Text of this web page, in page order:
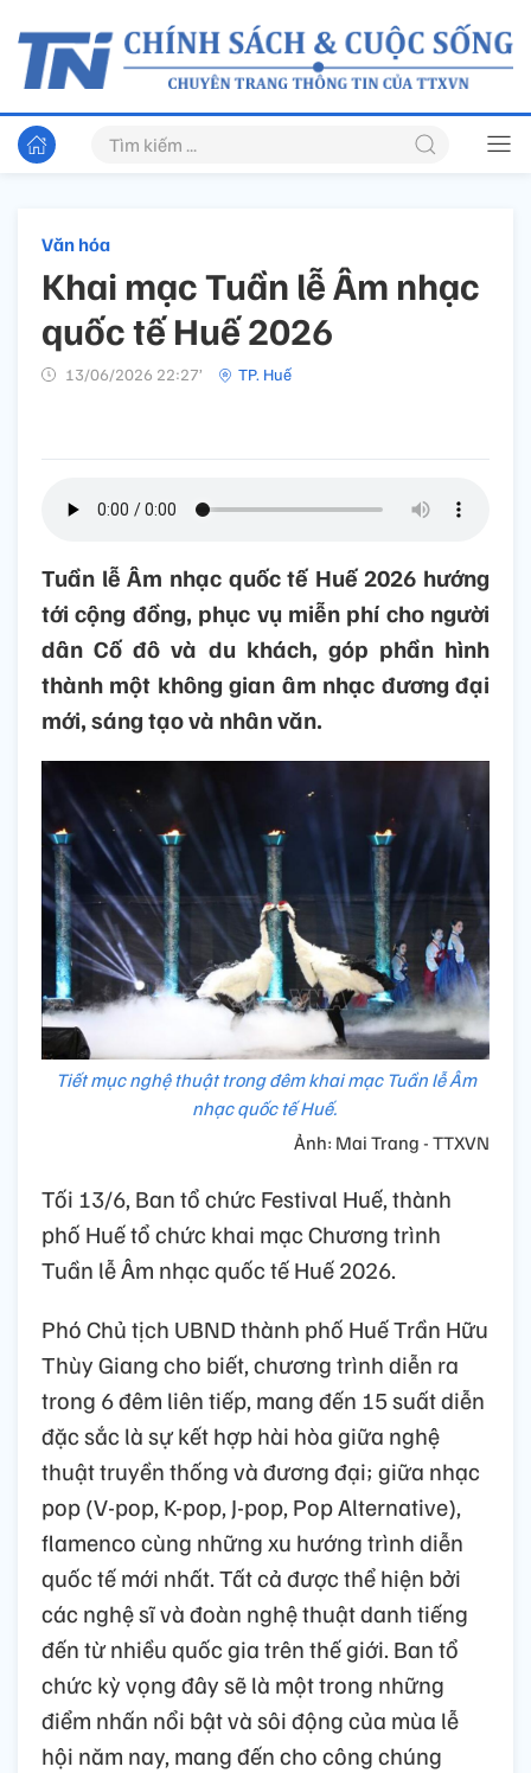
Văn hóa
Khai mạc Tuần lễ Âm nhạc
quốc tế Huế 2026
13/06/2026 22:27’ TP. Huế
Tuần lễ Âm nhạc quốc tế Huế 2026 hướng
tới cộng đồng, phục vụ miễn phí cho người
dân Cố đô và du khách, góp phần hình
thành một không gian âm nhạc đương đại
mới, sáng tạo và nhân văn.
Tiết mục nghệ thuật trong đêm khai mạc Tuần lễ Âm
nhạc quốc tế Huế.
Ảnh: Mai Trang - TTXVN
Tối 13/6, Ban tổ chức Festival Huế, thành
phố Huế tổ chức khai mạc Chương trình
Tuần lễ Âm nhạc quốc tế Huế 2026.
Phó Chủ tịch UBND thành phố Huế Trần Hữu
Thùy Giang cho biết, chương trình diễn ra
trong 6 đêm liên tiếp, mang đến 15 suất diễn
đặc sắc là sự kết hợp hài hòa giữa nghệ
thuật truyền thống và đương đại; giữa nhạc
pop (V-pop, K-pop, J-pop, Pop Alternative),
flamenco cùng những xu hướng trình diễn
quốc tế mới nhất. Tất cả được thể hiện bởi
các nghệ sĩ và đoàn nghệ thuật danh tiếng
đến từ nhiều quốc gia trên thế giới. Ban tổ
chức kỳ vọng đây sẽ là một trong những
điểm nhấn nổi bật và sôi động của mùa lễ
hội năm nay, mang đến cho công chúng